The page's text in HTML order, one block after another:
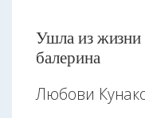
Ушла из жизни
балерина
Любови